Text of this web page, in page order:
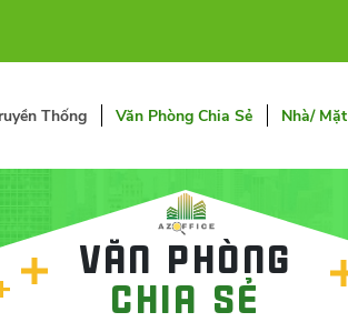
Thống Văn Phòng Chia Sẻ Nhà/
Văn phòng
chia sẻ